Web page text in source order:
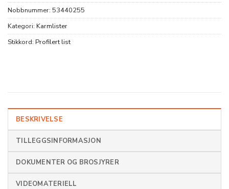
Nobbnummer: 53440255
Kategori: Karmlister
Stikkord: Profilert list
BESKRIVELSE
TILLEGGSINFORMASJON
DOKUMENTER OG BROSJYRER
VIDEOMATERIELL